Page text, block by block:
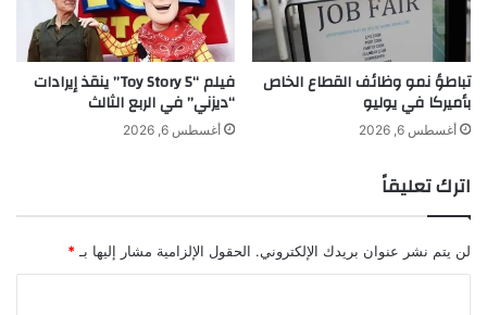
—
ا
ق
و
ة
ا
ر
1
-
T
M
C
ف
ا
ل
ه
تباطؤ نمو وظائف القطاع الخاص
بأميركا في يوليو
أغسطس 6, 2026
فيلم “Toy Story 5” ينقذ إيرادات
“ديزني” في الربع الثالث
أغسطس 6, 2026
اترك تعليقاً
لن يتم نشر عنوان بريدك الإلكتروني. الحقول الإلزامية مشار إليها بـ *